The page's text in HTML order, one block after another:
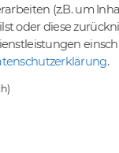
die darauf
zu stärken und
im Online-Bereich.
(z.B. um
oder diese
.